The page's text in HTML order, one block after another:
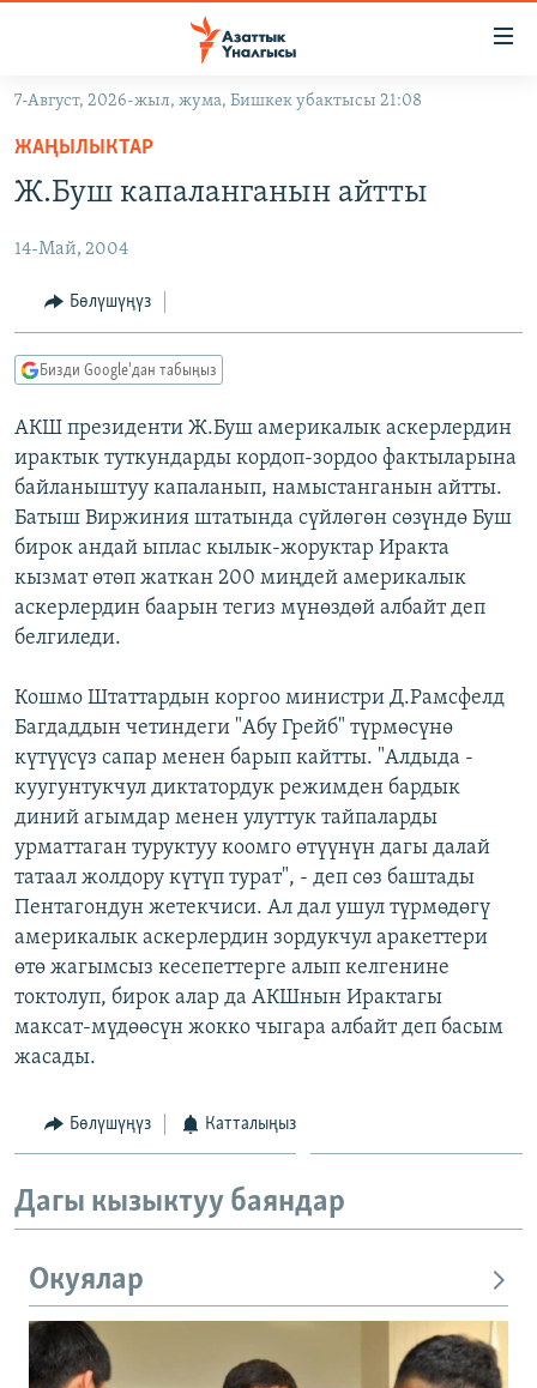
Навигацияга
өтүңүз
Издөөгө
салыңызКЫРГЫЗСТАН
САЯСАТ
ЭКОНОМИКА
ДҮЙНӨ
ДҮЙНӨ
БОРБОР АЗИЯ
УКРАИНА
АТАЙЫН ИЛИКТӨӨ
БҮГҮН АЗАТТЫКТА
ЭКСПЕРТТЕР ТАЛДАЙТ
БИЗ ЖАНА ДҮЙНӨ
ДАНИСТЕ
ЭЖЕ-СИҢДИЛЕР
АЗАТТЫК+
ЫҢГАЙСЫЗ СУРООЛОР
ПОДКАСТ
ӨЗГӨЧӨ ПИКИР
Русский
ОНЛАЙН ШЕРИНЕ
ЭЕ/АРнун бардык сайттары
7-Август, 2026-жыл, жума, Бишкек убактысы 21:08
ЖАҢЫЛЫКТАР
Ж.Буш капаланганын айтты
14-Май, 2004
Бөлүшүңүз
Бизди Google'дан табыңыз
АКШ президенти Ж.Буш америкалык аскерлердин
ирактык туткундарды кордоп-зордоо фактыларына
байланыштуу капаланып, намыстанганын айтты.
Батыш Виржиния штатында сүйлөгөн сөзүндө Буш
бирок андай ыплас кылык-жоруктар Иракта
кызмат өтөп жаткан 200 миңдей америкалык
аскерлердин баарын тегиз мүнөздөй албайт деп
белгиледи.
Кошмо Штаттардын коргоо министри Д.Рамсфелд
Багдаддын четиндеги "Абу Грейб" түрмөсүнө
күтүүсүз сапар менен барып кайтты. "Алдыда -
куугунтукчул диктатордук режимден бардык
диний агымдар менен улуттук тайпаларды
урматтаган туруктуу коомго өтүүнүн дагы далай
татаал жолдору күтүп турат", - деп сөз баштады
Пентагондун жетекчиси. Ал дал ушул түрмөдөгү
америкалык аскерлердин зордукчул аракеттери
өтө жагымсыз кесепеттерге алып келгенине
токтолуп, бирок алар да АКШнын Ирактагы
максат-мүдөөсүн жокко чыгара албайт деп басым
жасады.
Бөлүшүңүз Катталыңыз
Дагы кызыктуу баяндар
Окуялар